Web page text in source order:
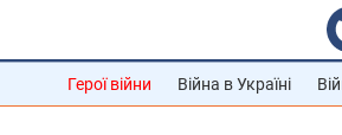
Герої війни Війна в Україні